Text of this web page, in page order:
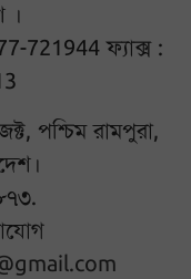
।
721944 ফ্যাক্স :
পশ্চিম রামপুরা,